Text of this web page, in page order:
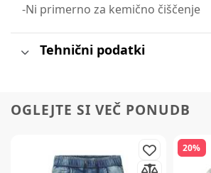
-Ni primerno za kemično čiščenje
Tehnični podatki
OGLEJTE SI VEČ PONUDB
20%